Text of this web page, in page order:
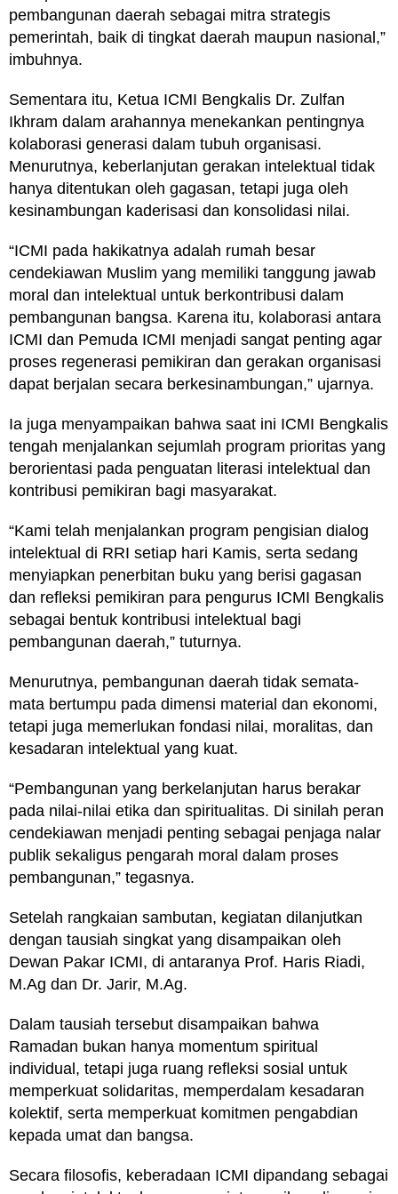
pembangunan daerah sebagai mitra strategis
pemerintah, baik di tingkat daerah maupun nasional,”
imbuhnya.
Sementara itu, Ketua ICMI Bengkalis Dr. Zulfan
Ikhram dalam arahannya menekankan pentingnya
kolaborasi generasi dalam tubuh organisasi.
Menurutnya, keberlanjutan gerakan intelektual tidak
hanya ditentukan oleh gagasan, tetapi juga oleh
kesinambungan kaderisasi dan konsolidasi nilai.
“ICMI pada hakikatnya adalah rumah besar
cendekiawan Muslim yang memiliki tanggung jawab
moral dan intelektual untuk berkontribusi dalam
pembangunan bangsa. Karena itu, kolaborasi antara
ICMI dan Pemuda ICMI menjadi sangat penting agar
proses regenerasi pemikiran dan gerakan organisasi
dapat berjalan secara berkesinambungan,” ujarnya.
Ia juga menyampaikan bahwa saat ini ICMI Bengkalis
tengah menjalankan sejumlah program prioritas yang
berorientasi pada penguatan literasi intelektual dan
kontribusi pemikiran bagi masyarakat.
“Kami telah menjalankan program pengisian dialog
intelektual di RRI setiap hari Kamis, serta sedang
menyiapkan penerbitan buku yang berisi gagasan
dan refleksi pemikiran para pengurus ICMI Bengkalis
sebagai bentuk kontribusi intelektual bagi
pembangunan daerah,” tuturnya.
Menurutnya, pembangunan daerah tidak semata-
mata bertumpu pada dimensi material dan ekonomi,
tetapi juga memerlukan fondasi nilai, moralitas, dan
kesadaran intelektual yang kuat.
“Pembangunan yang berkelanjutan harus berakar
pada nilai-nilai etika dan spiritualitas. Di sinilah peran
cendekiawan menjadi penting sebagai penjaga nalar
publik sekaligus pengarah moral dalam proses
pembangunan,” tegasnya.
Setelah rangkaian sambutan, kegiatan dilanjutkan
dengan tausiah singkat yang disampaikan oleh
Dewan Pakar ICMI, di antaranya Prof. Haris Riadi,
M.Ag dan Dr. Jarir, M.Ag.
Dalam tausiah tersebut disampaikan bahwa
Ramadan bukan hanya momentum spiritual
individual, tetapi juga ruang refleksi sosial untuk
memperkuat solidaritas, memperdalam kesadaran
kolektif, serta memperkuat komitmen pengabdian
kepada umat dan bangsa.
Secara filosofis, keberadaan ICMI dipandang sebagai